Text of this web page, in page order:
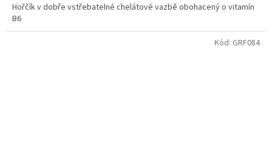
Hořčík v dobře vstřebatelné chelátové vazbě obohacený o vitamín
B6
Kód: GRF084